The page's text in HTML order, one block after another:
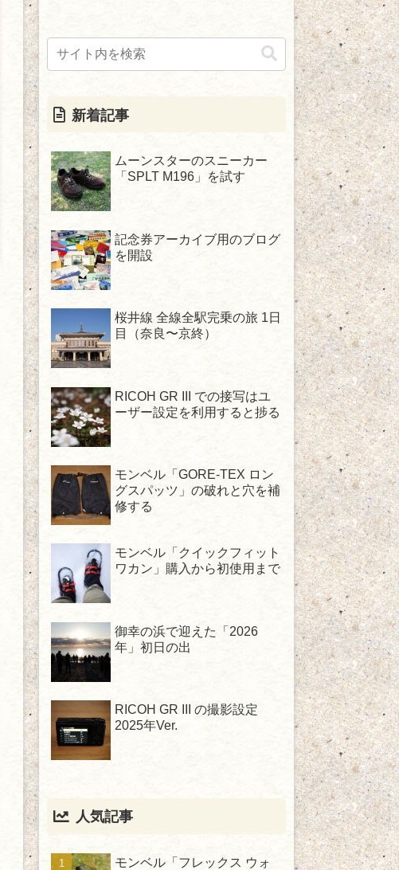
新着記事
ムーンスターのスニーカー
「SPLT M196」を試す
記念券アーカイブ用のブログ
を開設
桜井線 全線全駅完乗の旅 1日
目（奈良〜京終）
RICOH GR III での接写はユ
ーザー設定を利用すると捗る
モンベル「GORE-TEX ロン
グスパッツ」の破れと穴を補
修する
モンベル「クイックフィット
ワカン」購入から初使用まで
御幸の浜で迎えた「2026
年」初日の出
RICOH GR III の撮影設定
2025年Ver.
人気記事
モンベル「フレックス ウォ